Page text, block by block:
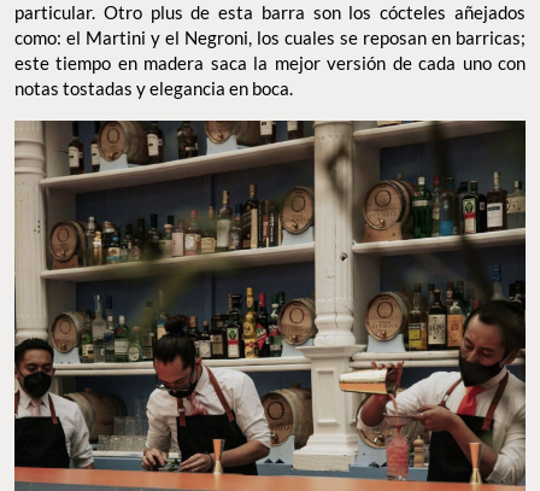
particular. Otro plus de esta barra son los cócteles añejados
como: el Martini y el Negroni, los cuales se reposan en barricas;
este tiempo en madera saca la mejor versión de cada uno con
notas tostadas y elegancia en boca.